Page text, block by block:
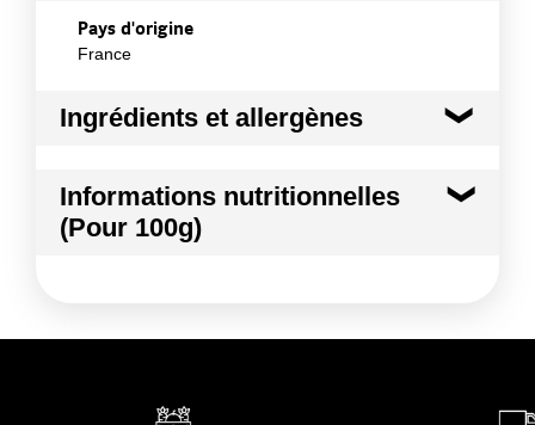
Pays d'origine
France
Ingrédients et allergènes
Poire
Conformément aux informations transmises
Informations nutritionnelles
(Pour 100g)
Kilojoules 220 kj